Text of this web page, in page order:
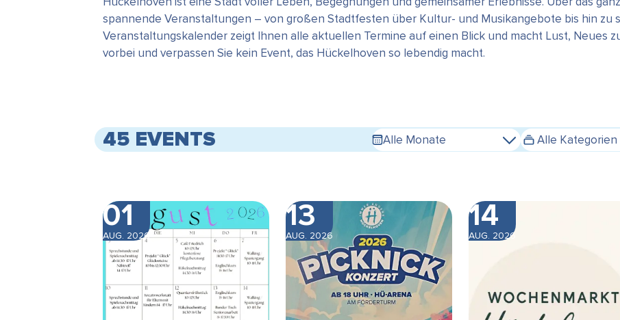
spannende Veranstaltungen – von großen Stadtfesten über Kultur- und Musikangebote bis hin zu
Veranstaltungskalender zeigt Ihnen alle aktuellen Termine auf einen Blick und macht Lust, Neues
vorbei und verpassen Sie kein Event, das Hückelhoven so lebendig macht.
45 EVENTS Alle Monate Alle Kategorien
01
AUG. 2026
13
AUG. 2026
14
AUG. 2026